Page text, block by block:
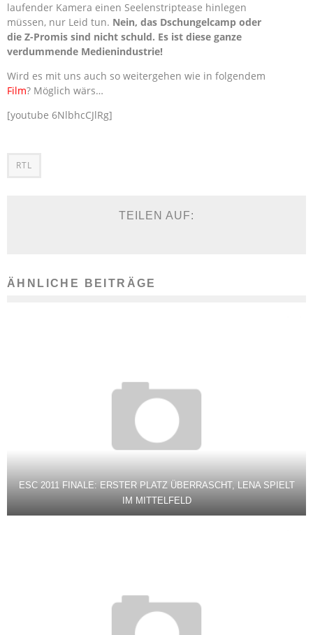
laufender Kamera einen Seelenstriptease hinlegen
müssen, nur Leid tun. Nein, das Dschungelcamp oder
die Z-Promis sind nicht schuld. Es ist diese ganze
verdummende Medienindustrie!
Wird es mit uns auch so weitergehen wie in folgendem
Film? Möglich wärs…
[youtube 6NlbhcCJlRg]
RTL
TEILEN AUF:
ÄHNLICHE BEITRÄGE
ESC 2011 FINALE: ERSTER PLATZ ÜBERRASCHT, LENA SPIELT
IM MITTELFELD